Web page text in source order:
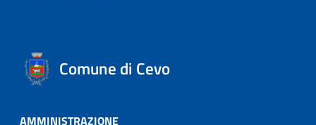
Comune di Cevo
AMMINISTRAZIONE